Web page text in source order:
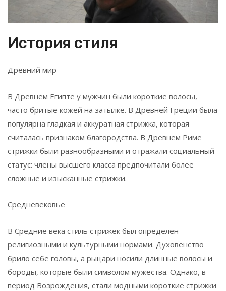
История стиля
Древний мир
В Древнем Египте у мужчин были короткие волосы,
часто бритые кожей на затылке. В Древней Греции была
популярна гладкая и аккуратная стрижка, которая
считалась признаком благородства. В Древнем Риме
стрижки были разнообразными и отражали социальный
статус: члены высшего класса предпочитали более
сложные и изысканные стрижки.
Средневековье
В Средние века стиль стрижек был определен
религиозными и культурными нормами. Духовенство
брило себе головы, а рыцари носили длинные волосы и
бороды, которые были символом мужества. Однако, в
период Возрождения, стали модными короткие стрижки